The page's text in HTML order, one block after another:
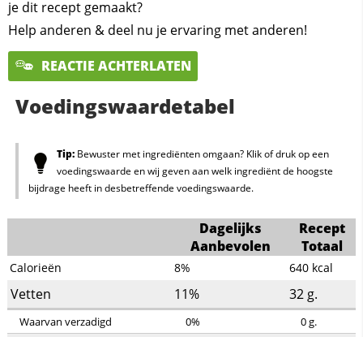
je dit recept gemaakt?
Help anderen & deel nu je ervaring met anderen!
REACTIE ACHTERLATEN
Voedingswaardetabel
Tip:Bewuster met ingrediënten omgaan? Klik of druk op een
voedingswaarde en wij geven aan welk ingrediënt de hoogste
bijdrage heeft in desbetreffende voedingswaarde.
Dagelijks
Aanbevolen
Recept
Totaal
Calorieën 8% 640 kcal
Vetten 11% 32g.
Waarvan verzadigd 0% 0g.